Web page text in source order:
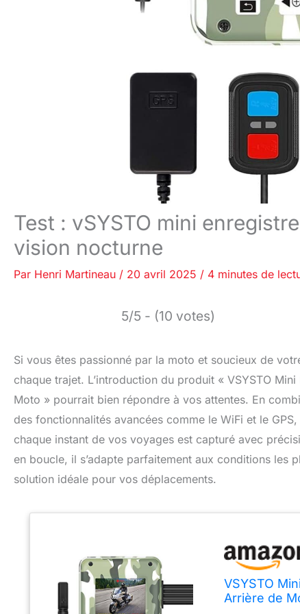
Test : vSYSTO mini
vision nocturne
Par Henri Martineau / 20 avril 2025 / 4 minutes de
5/5 - (10 votes)
Si vous êtes passionné par la moto et soucieux de
chaque trajet. L’introduction du produit « VSYSTO
Moto » pourrait bien répondre à vos attentes. En
des fonctionnalités avancées comme le WiFi et le
chaque instant de vos voyages est capturé avec
en boucle, il s’adapte parfaitement aux conditions les
solution idéale pour vos déplacements.
VSYSTO
Arrière de